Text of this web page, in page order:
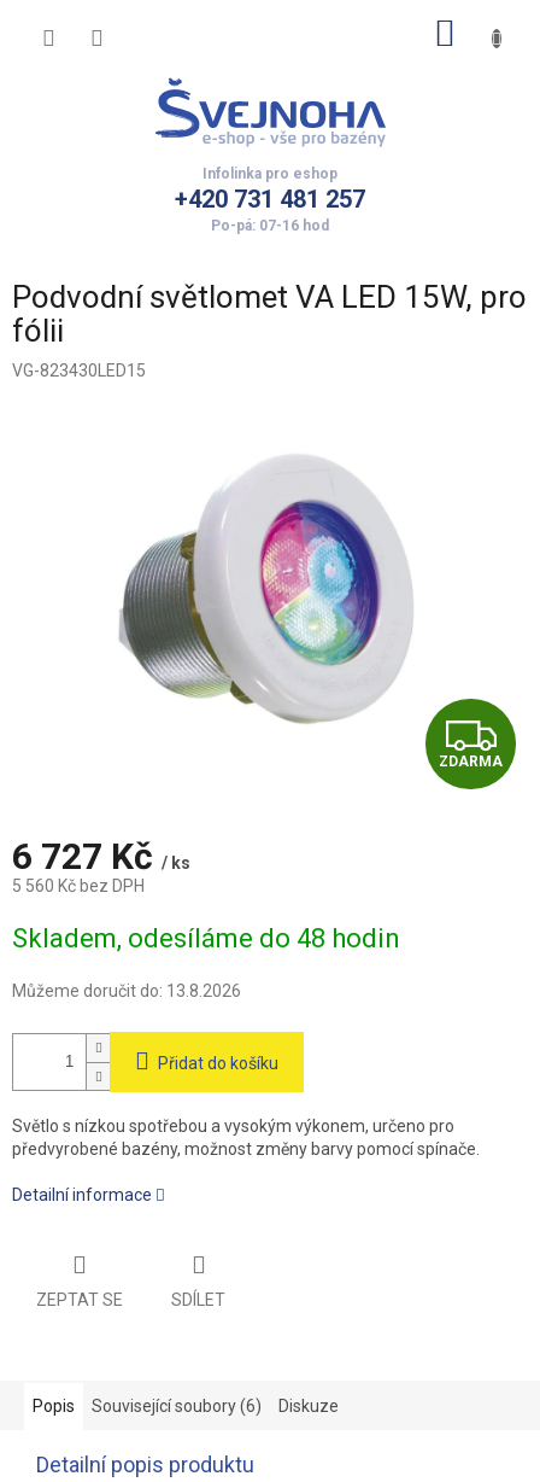
+420 731 481 257
Podvodní světlomet VA LED 15W, pro
fólii
VG-823430LED15
Z
D
ZDARMA
6 727 Kč / ks
5 560 Kč bez DPH
cena:
Skladem, odesíláme do 48 hodin
Můžeme doručit do: 13.8.2026
Přidat do košíku
Světlo s nízkou spotřebou a vysokým výkonem, určeno pro
předvyrobené bazény, možnost změny barvy pomocí spínače.
Detailní informace
ZEPTAT SE SDÍLET
Popis Související soubory (6) Diskuze
Detailní popis produktu